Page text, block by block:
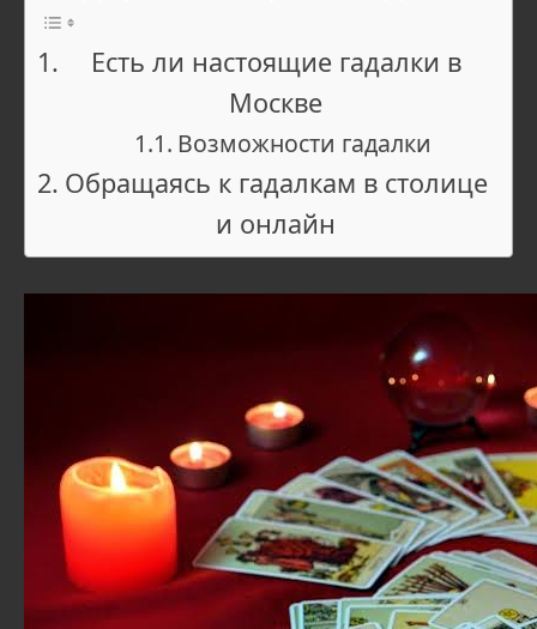
Есть ли настоящие гадалки в
Москве
Возможности гадалки
Обращаясь к гадалкам в столице
и онлайн